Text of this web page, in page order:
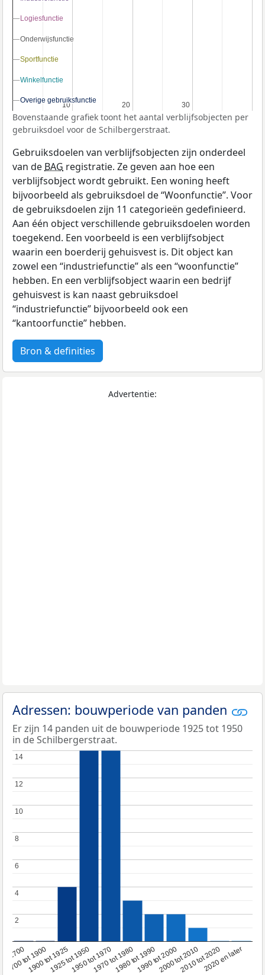
10
10 20
20 30
30
Logiesfunctie
Logiesfunctie
Onderwijsfunctie
Onderwijsfunctie
Sportfunctie
Sportfunctie
Winkelfunctie
Winkelfunctie
Overige gebruiksfunctie
Overige gebruiksfunctie
Bovenstaande grafiek toont het aantal verblijfsobjecten per
gebruiksdoel voor de Schilbergerstraat.
Gebruiksdoelen van verblijfsobjecten zijn onderdeel
van deBAG registratie. Ze geven aan hoe een
verblijfsobject wordt gebruikt. Een woning heeft
bijvoorbeeld als gebruiksdoel de “Woonfunctie”. Voor
de gebruiksdoelen zijn 11 categorieën gedefinieerd.
Aan één object verschillende gebruiksdoelen worden
toegekend. Een voorbeeld is een verblijfsobject
waarin een boerderij gehuisvest is. Dit object kan
zowel een “industriefunctie” als een “woonfunctie”
hebben. En een verblijfsobject waarin een bedrijf
gehuisvest is kan naast gebruiksdoel
“industriefunctie” bijvoorbeeld ook een
“kantoorfunctie” hebben.
Bron & definities
Advertentie:
Adressen: bouwperiode van panden
Er zijn 14 panden uit de bouwperiode 1925 tot 1950
in de Schilbergerstraat.
1700
1700 tot 1900
1900 tot 19251925 tot 19501950 tot 19701970 tot 19801980 tot 19901990 tot 20002000 tot 20102010 tot 20202020 en later
2
2
4
4
6
6
8
8
10
10
12
12
14
14